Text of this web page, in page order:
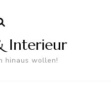
Interieur
hinaus wollen!